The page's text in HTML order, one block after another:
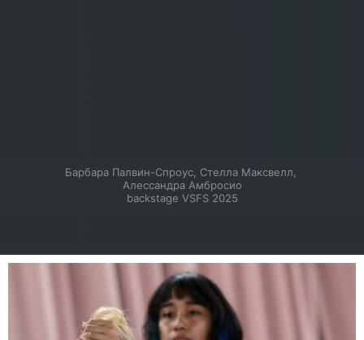
Барбара Палвин-Спроус, Стелла Максвелл,
Алессандра Амбросио
backstage VSFS 2025